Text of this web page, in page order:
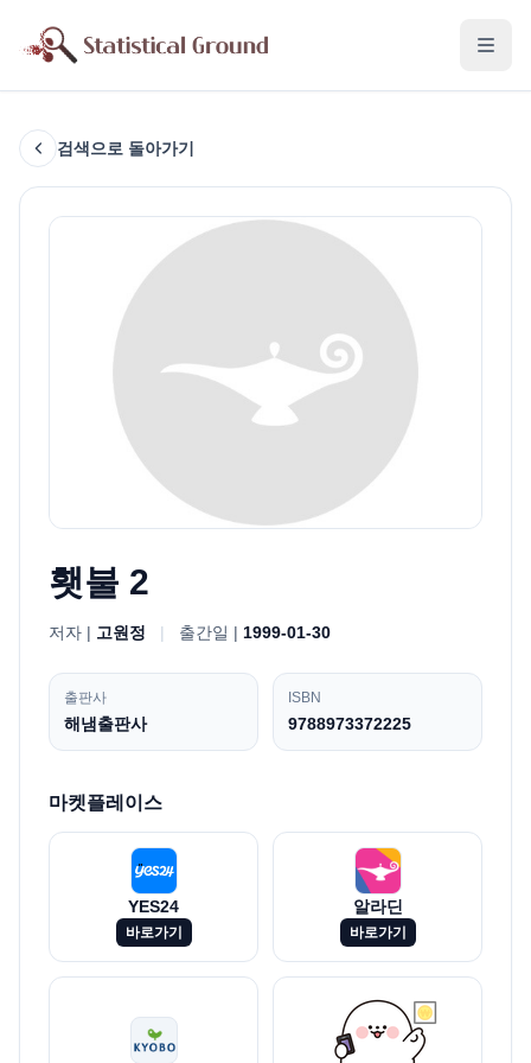
검색으로 돌아가기
횃불 2
저자 | 고원정 | 출간일 | 1999-01-30
출판사
해냄출판사
ISBN
9788973372225
마켓플레이스
YES24
바로가기
알라딘
바로가기